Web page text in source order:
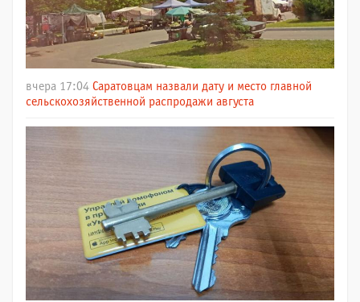
вчера 17:04 Саратовцам назвали дату и место главной
сельскохозяйственной распродажи августа